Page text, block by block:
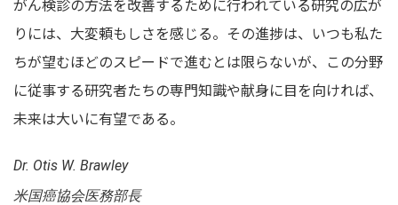
りには、大変頼もしさを感じる。その進捗は、いつも私た
ちが望むほどのスピードで進むとは限らないが、この分野
に従事する研究者たちの専門知識や献身に目を向ければ、
未来は大いに有望である。
Dr. Otis W. Brawley
米国癌協会医務部長